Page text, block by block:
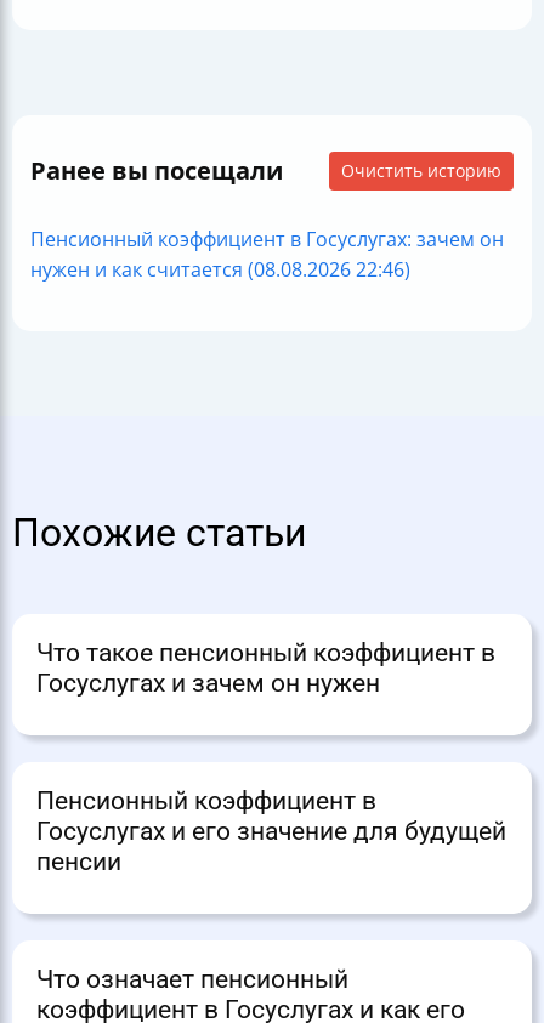
Ранее вы посещали Очистить историю
Пенсионный коэффициент в Госуслугах: зачем он
нужен и как считается (08.08.2026 22:46)
Похожие статьи
Что такое пенсионный коэффициент в
Госуслугах и зачем он нужен
Пенсионный коэффициент в
Госуслугах и его значение для будущей
пенсии
Что означает пенсионный
коэффициент в Госуслугах и как его